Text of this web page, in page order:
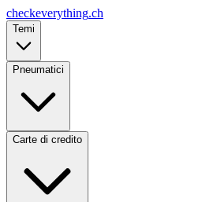
checkeverything.ch
Temi
Pneumatici
Carte di credito